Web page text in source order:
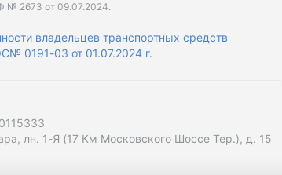
№ 2673 от 09.07.2024.
владельцев транспортных средств
0191-03 от 01.07.2024 г.
лн. 1-Я (17 Км Московского Шоссе Тер.), д. 15